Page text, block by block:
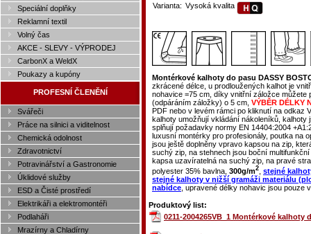
Speciální doplňky
Reklamní textil
Volný čas
AKCE - SLEVY - VÝPRODEJ
CarbonX a WeldX
Poukazy a kupóny
PROFESNÍ ČLENĚNÍ
Svářeči
Práce na silnici a viditelnost
Chemická odolnost
Zdravotnictví
Potravinářství a Gastronomie
Úklidové služby
ESD a Čisté prostředí
Elektrikáři a elektromontéři
Podlaháři
Mrazírny a Chladírny
Varianta: Vysoká kvalita
Montérkové kalhoty do pasu DASSY
zkrácené délce, u prodloužených kalhot je
nohavice =75 cm, díky vnitřní záložce můžete
(odpáráním záložky) o 5 cm, VÝBĚR DÉLKY
PDF nebo v levém rámci po kliknutí na odkaz
kalhoty umožňují vkládání nákoleníků,
splňují požadavky normy EN 14404:2004
luxusní montérky pro profesionály, poutka na
jsou ještě doplněny vpravo kapsou na zip,
suchý zip, na stehnech jsou boční
kapsa uzavíratelná na suchý zip, na pravé
polyester 35% bavlna, 300g/m2 stejné
stejné kalhoty v nižší gramáži materiálu
nabídce , upravené délky nohavic jsou pouze
Produktový list:
0211-2004265VB_1 Montérkové kalhoty